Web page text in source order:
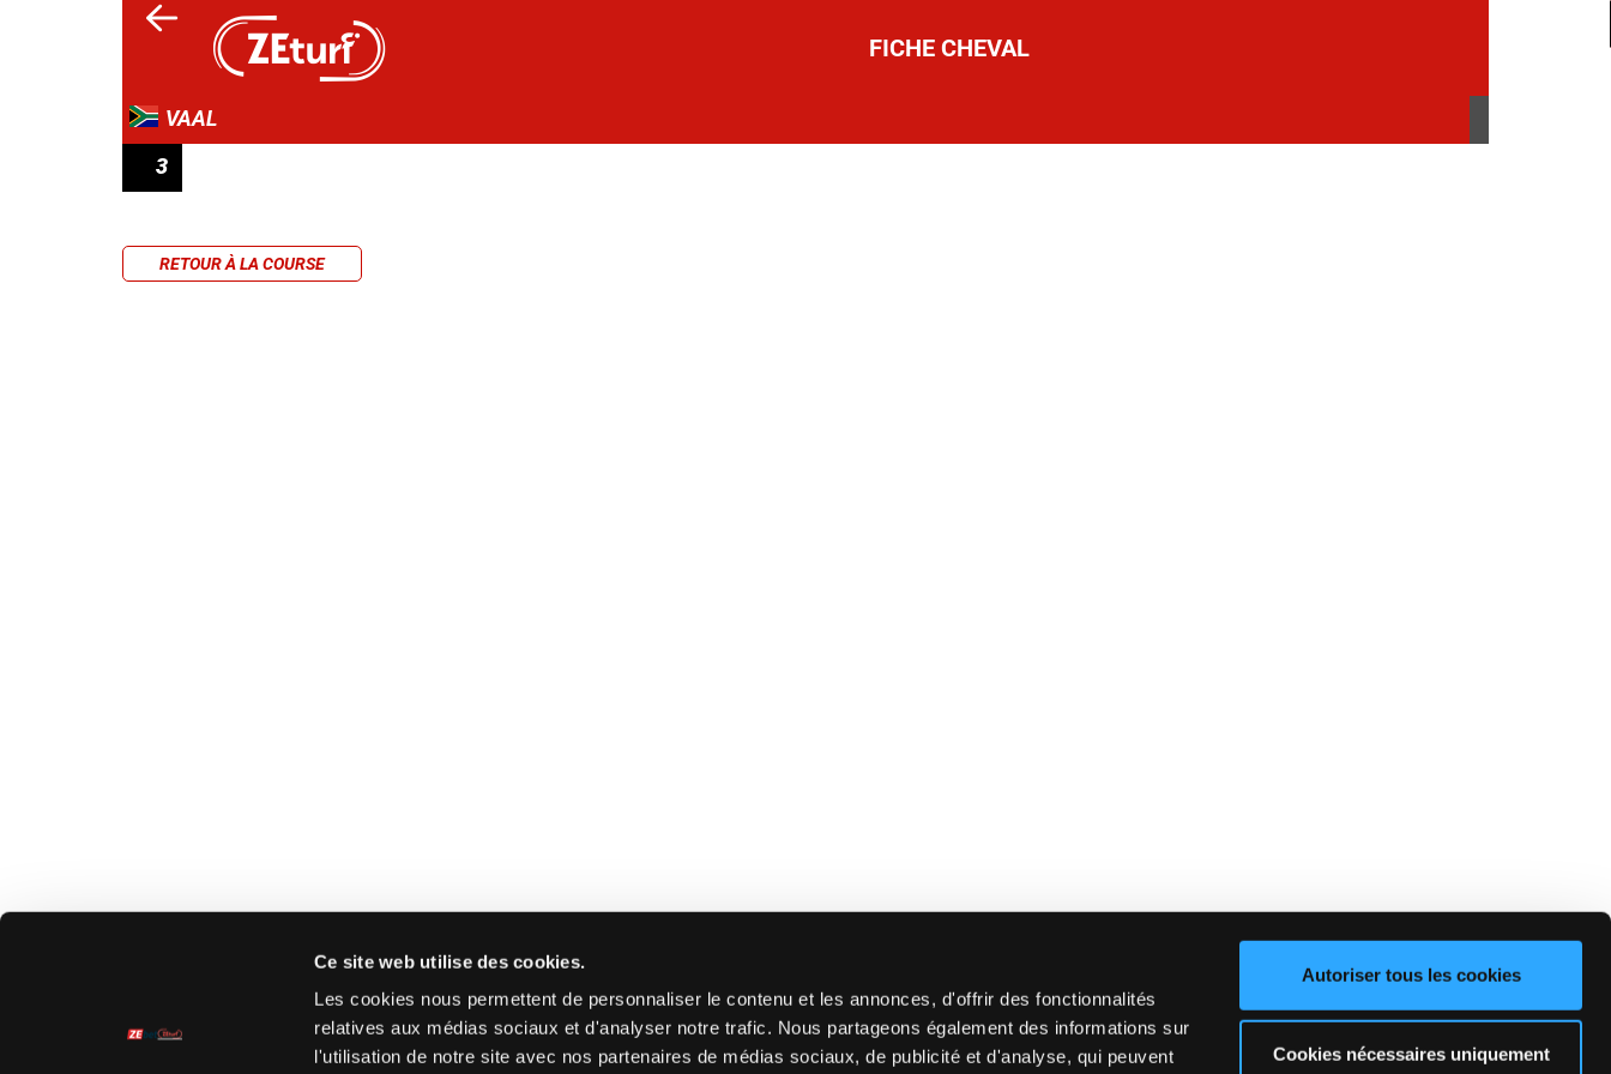
Ce site web utilise des cookies.
Les cookies nous permettent de personnaliser le contenu et les annonces, d'offrir des fonctionnalités
relatives aux médias sociaux et d'analyser notre trafic. Nous partageons également des informations sur
l'utilisation de notre site avec nos partenaires de médias sociaux, de publicité et d'analyse, qui peuvent
Autoriser tous les cookies
Cookies nécessaires uniquement
FICHE CHEVAL
VAAL
3
RETOUR À LA COURSE